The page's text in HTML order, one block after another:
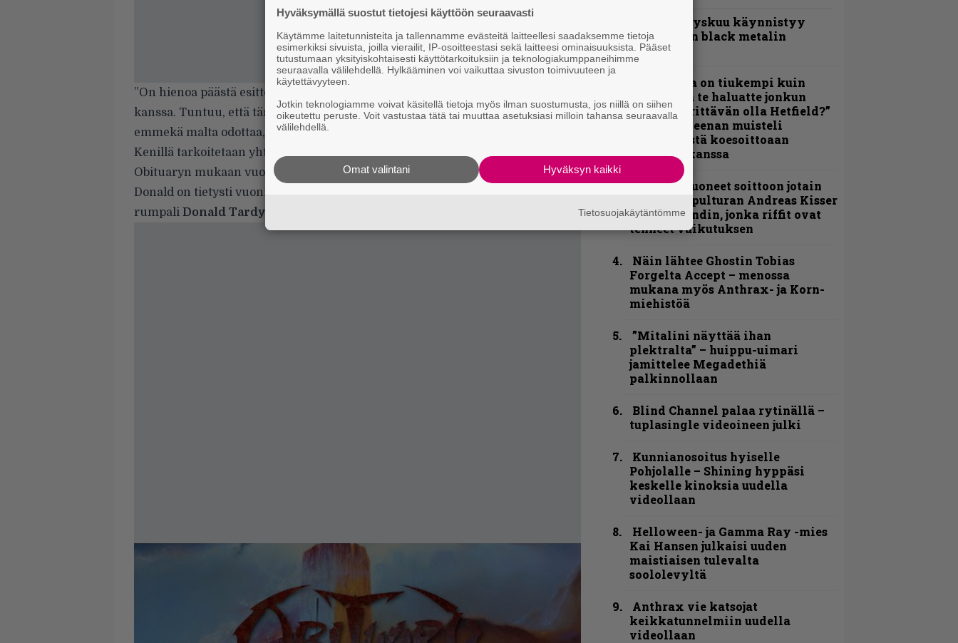
”On hienoa päästä esittelemään
kanssa. Tuntuu, että tämä tuo oman lisämausteensaDying of Everythingille,
emmekä malta odottaa, että fanit pääsevät kuulemaan sen!”
Kenillä tarkoitetaan yhtyeen tuoreinta jäsentä
Obituaryn mukaan vuonna 2012.
Donald on tietysti vuonna 1988 aloittaneen yhtyeen perustajiin kuuluva
rumpali Donald Tardy
Espoon syyskuu käynnistyy
kotimaisen black metalin
merkeissä
”Metallica on tiukempi kuin
koskaan ja te haluatte jonkun
nulikan yrittävän olla Hetfield?”
– Pepper Keenan muisteli
ensimmäistä koesoittoaan
hevijätin kanssa
”He ovat tuoneet soittoon jotain
uutta” – Sepulturan Andreas Kisser
nimeää bändin, jonka riffit ovat
tehneet vaikutuksen
Näin lähtee Ghostin Tobias
Forgelta Accept – menossa
mukana myös Anthrax- ja Korn-
miehistöä
”Mitalini näyttää ihan
plektralta” – huippu-uimari
jamittelee Megadethiä
palkinnollaan
Blind Channel palaa rytinällä –
tuplasingle videoineen julki
Kunnianosoitus hyiselle
Pohjolalle – Shining hyppäsi
keskelle kinoksia uudella
videollaan
Helloween- ja Gamma Ray -mies
Kai Hansen julkaisi uuden
maistiaisen tulevalta
soololevyltä
Anthrax vie katsojat
keikkatunnelmiin uudella
videollaan
Hyväksymällä suostut tietojesi käyttöön seuraavasti
Käytämme laitetunnisteita ja tallennamme evästeitä laitteellesi saadaksemme tietoja
esimerkiksi sivuista, joilla vierailit, IP-osoitteestasi sekä laitteesi ominaisuuksista. Pääset
tutustumaan yksityiskohtaisesti käyttötarkoituksiin ja teknologiakumppaneihimme
seuraavalla välilehdellä. Hylkääminen voi vaikuttaa sivuston toimivuuteen ja
käytettävyyteen.
Jotkin teknologiamme voivat käsitellä tietoja myös ilman suostumusta, jos niillä on siihen
oikeutettu peruste. Voit vastustaa tätä tai muuttaa asetuksiasi milloin tahansa seuraavalla
välilehdellä.
Hyväksyn kaikki
Omat valintani
Tietosuojakäytäntömme